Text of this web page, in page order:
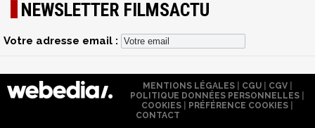
NEWSLETTER FILMSACTU
Votre adresse email :
MENTIONS LÉGALES| CGU| CGV|
POLITIQUE DONNÉES PERSONNELLES
COOKIES
PRÉFÉRENCE COOKIES
CONTACT